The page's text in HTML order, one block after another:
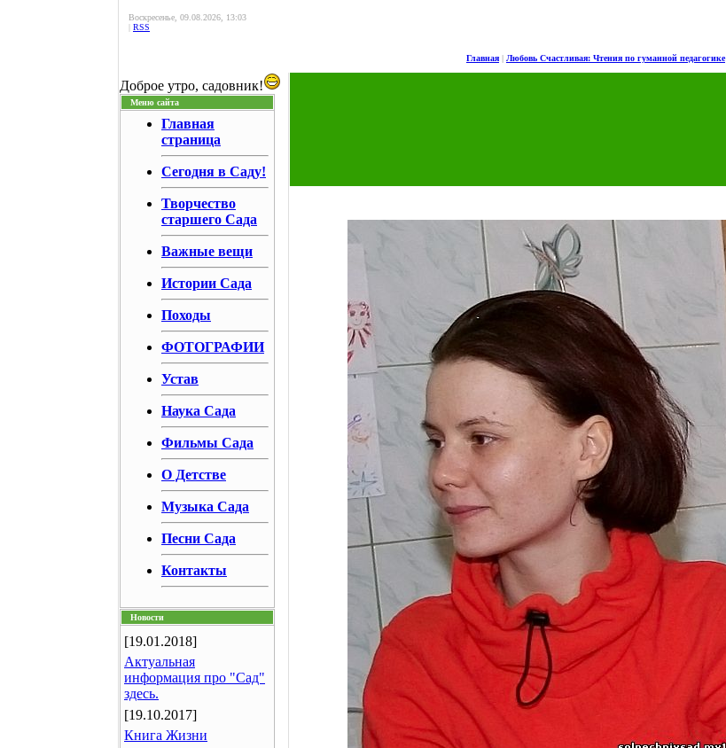
Воскресенье, 09.08.2026, 13:03
| RSS
Главная | Любовь Счастливая: Чтения по гуманной педагогике
Доброе утро, садовник!
Меню сайта
Главная
страница
Сегодня в Саду!
Творчество
старшего Сада
Важные вещи
Истории Сада
Походы
ФОТОГРАФИИ
Устав
Наука Сада
Фильмы Сада
О Детстве
Музыка Сада
Песни Сада
Контакты
Новости
[19.01.2018]
Актуальная
информация про "Сад"
здесь.
[19.10.2017]
Книга Жизни